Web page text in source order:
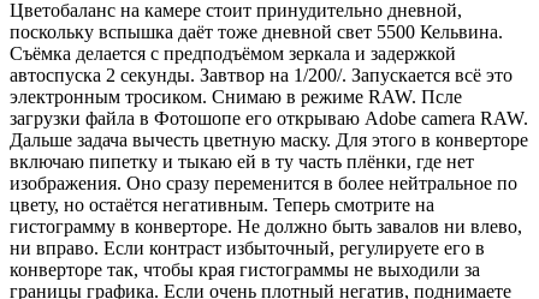
Цветобаланс на камере стоит принудительно дневной,
поскольку вспышка даёт тоже дневной свет 5500 Кельвина.
Съёмка делается с предподъёмом зеркала и задержкой
автоспуска 2 секунды. Завтвор на 1/200/. Запускается всё это
электронным тросиком. Снимаю в режиме RAW. Псле
загрузки файла в Фотошопе его открываю Adobe camera RAW.
Дальше задача вычесть цветную маску. Для этого в конверторе
включаю пипетку и тыкаю ей в ту часть плёнки, где нет
изображения. Оно сразу переменится в более нейтральное по
цвету, но остаётся негативным. Теперь смотрите на
гистограмму в конверторе. Не должно быть завалов ни влево,
ни вправо. Если контраст избыточный, регулируете его в
конверторе так, чтобы края гистограммы не выходили за
границы графика. Если очень плотный негатив, поднимаете